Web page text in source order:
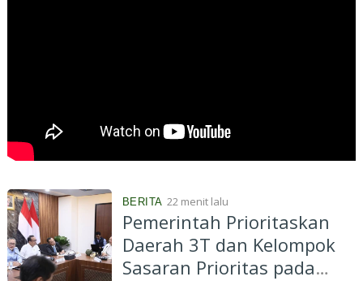
BERITA 22 menit lalu
Pemerintah Prioritaskan
Daerah 3T dan Kelompok
Sasaran Prioritas pada